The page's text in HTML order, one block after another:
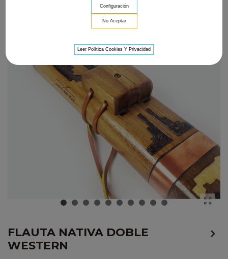
Configuración
No Aceptar
Leer Política Cookies Y Privacidad
FLAUTA NATIVA DOBLE
WESTERN